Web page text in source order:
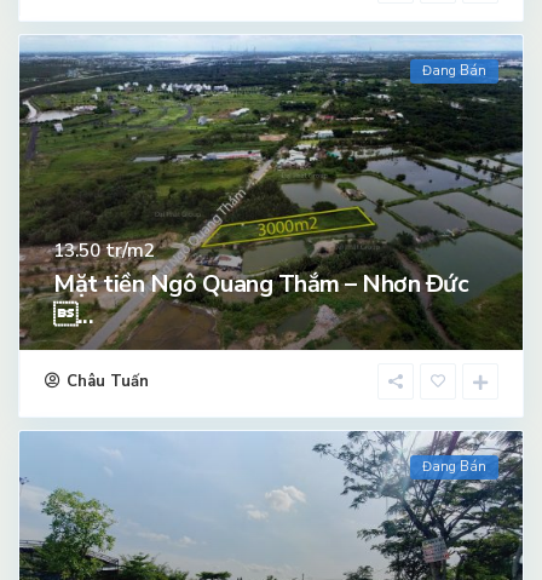
Đang Bán
13.50tr/m2
Mặt tiền Ngô Quang Thắm – Nhơn Đức
...
Châu Tuấn
Đang Bán